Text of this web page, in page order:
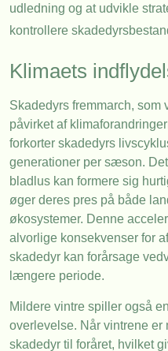
udledning og at udvikle
kontrollere
Klimaets
Skadedyrs fremmarch, som
påvirket af
forkorter skadedyrs
generationer per sæson.
bladlus kan formere sig
øger deres pres på både
økosystemer. Denne
alvorlige konsekvenser for
skadedyr kan forårsage
længere periode.
Mildere vintre spiller også
overlevelse. Når vintrene er
skadedyr til foråret, hvilket